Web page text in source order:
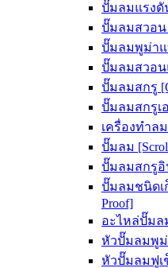
ปั๊มลมแรงดั
ปั๊มลมสวอน
ปั๊มลมพูม่าแ
ปั๊มลมสวอน
ปั๊มลมสกรู
ปั๊มลมสกรูเ
เครื่องทำล
ปั๊มลม
ปั๊มลมสกรูอิ
ปั๊มลมชนิดเก็
Proof]
อะไหล่ปั๊มล
หัวปั๊มลมพูม่
หัวปั๊มลมฟูเ